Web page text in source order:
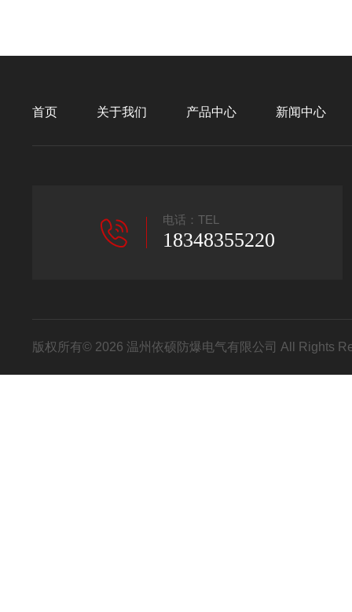
首页 关于我们 产品中心 新闻中心
电话：TEL
18348355220
版权所有© 2026 温州依硕防爆电气有限公司 All Rights